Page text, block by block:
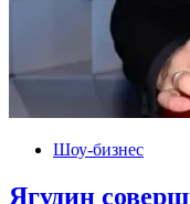
Шоу-бизнес
Ягудин